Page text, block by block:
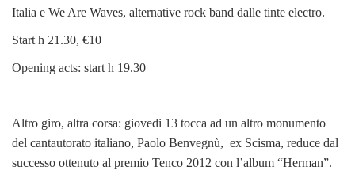
Italia e We Are Waves, alternative rock band dalle tinte electro.
Start h 21.30, €10
Opening acts: start h 19.30
Altro giro, altra corsa: giovedi 13 tocca ad un altro monumento
del cantautorato italiano, Paolo Benvegnù, ex Scisma, reduce dal
successo ottenuto al premio Tenco 2012 con l’album “Herman”.